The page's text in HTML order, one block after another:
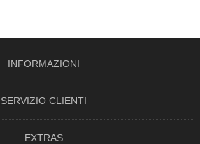
INFORMAZIONI
SERVIZIO CLIENTI
EXTRAS